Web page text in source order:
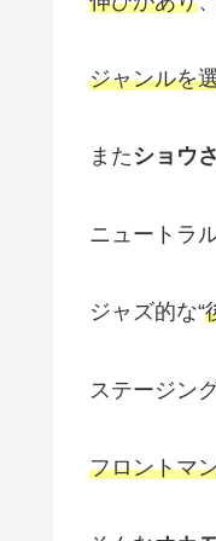
ジャンルを
また ショウさ
ニュートラ
ジャズ的な“
ステージン
フロントマ